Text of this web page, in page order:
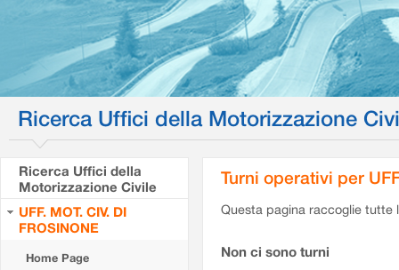
Ricerca Uffici della Motorizzazione
Ricerca Uffici della
Motorizzazione Civile
UFF. MOT. CIV. DI
FROSINONE
Home Page
Turni operativi per
Questa pagina raccoglie tutte
Non ci sono turni